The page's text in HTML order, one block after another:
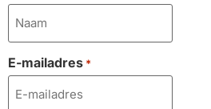
E-mailadres *